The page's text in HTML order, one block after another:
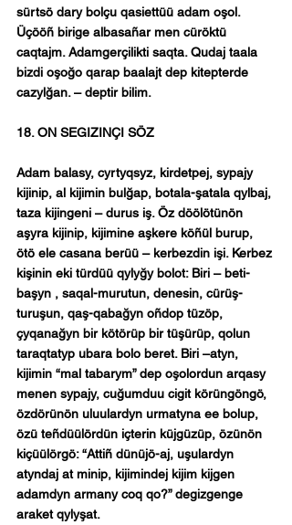
sürtsö dary bolçu qasiettüü adam oşol.
Üçööñ birige albasañar men cüröktü
caqtajm. Adamgerçilikti saqta. Qudaj taala
bizdi oşoğo qarap baalajt dep kitepterde
cazylğan. – deptir bilim.
18. ON SEGIZINÇI SÖZ
Adam balasy, cyrtyqsyz, kirdetpej, sypajy
kijinip, al kijimin bulğap, botala-şatala qylbaj,
taza kijingeni – durus iş. Öz döölötünön
aşyra kijinip, kijimine aşkere köñül burup,
ötö ele casana berüü – kerbezdin işi. Kerbez
kişinin eki türdüü qylyğy bolot: Biri – beti-
başyn , saqal-murutun, denesin, cürüş-
turuşun, qaş-qabağyn oñdop tüzöp,
çyqanağyn bir kötörüp bir tüşürüp, qolun
taraqtatyp ubara bolo beret. Biri –atyn,
kijimin “mal tabarym” dep oşolordun arqasy
menen sypajy, cuğumduu cigit körüngöngö,
özdörünön uluulardyn urmatyna ee bolup,
özü teñdüülördün içterin küjgüzüp, özünön
kiçüülörgö: “Attiñ dünüjö-aj, uşulardyn
atyndaj at minip, kijimindej kijim kijgen
adamdyn armany coq qo?” degizgenge
araket qylyşat.